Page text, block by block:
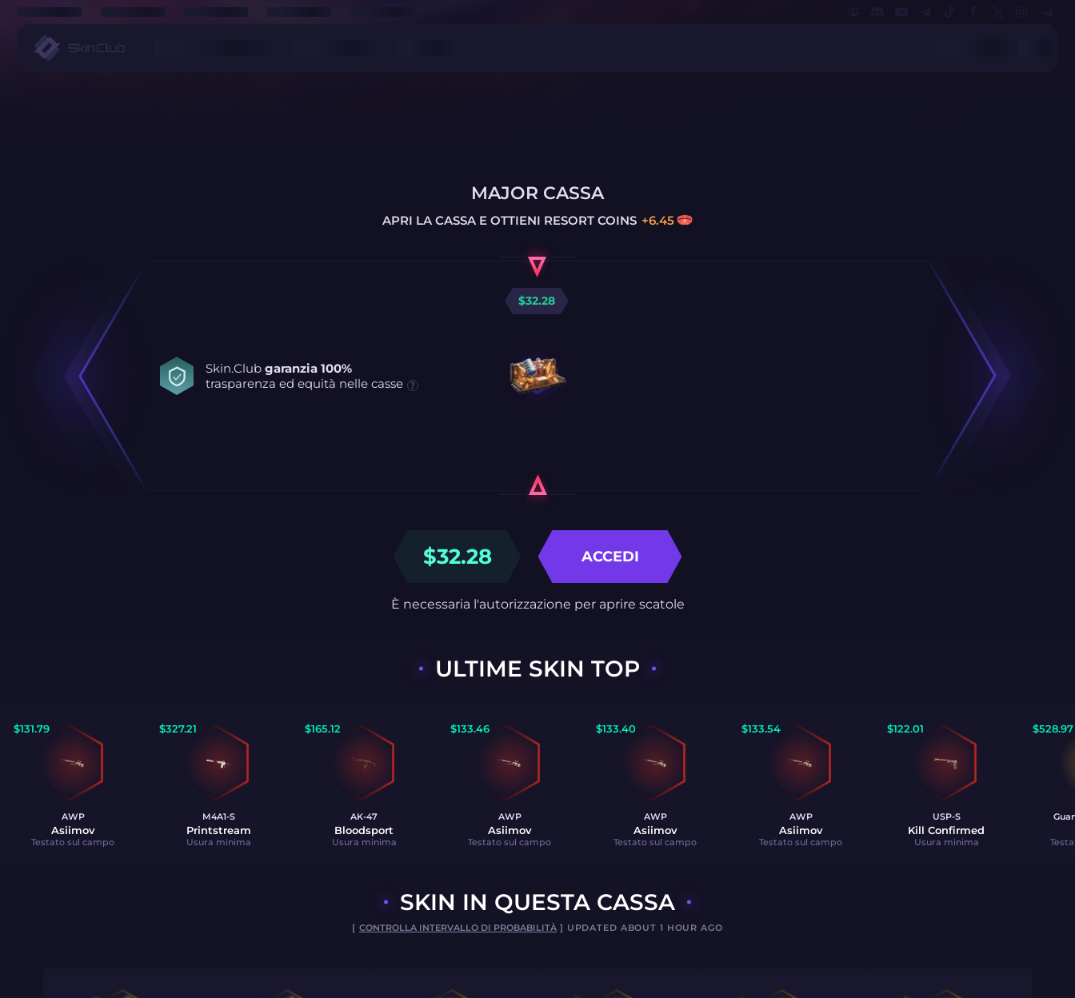
MAJOR CASSA
APRI LA CASSA E OTTIENI RESORT COINS +6.45
Skin.Club garanzia 100%
trasparenza ed equità nelle casse
$32.28
$32.28 ACCEDI
È necessaria l'autorizzazione per aprire scatole
ULTIME SKIN TOP
$131.79
AWP
Asiimov
Testato sul campo
$327.21
M4A1-S
Printstream
Usura minima
$165.12
AK-47
Bloodsport
Usura minima
$133.46
AWP
Asiimov
Testato sul campo
$133.40
AWP
Asiimov
Testato sul campo
$133.54
AWP
Asiimov
Testato sul campo
$122.01
USP-S
Kill Confirmed
Usura minima
$528.97
SKIN IN QUESTA CASSA
[ CONTROLLA INTERVALLO DI PROBABILITÀ ] UPDATED ABOUT 1 HOUR AGO